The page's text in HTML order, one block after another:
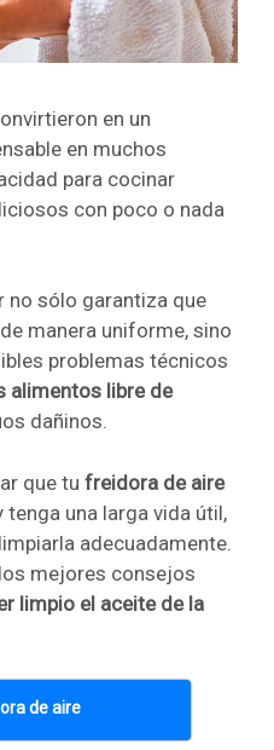
en un
en muchos
para cocinar
con poco o nada
no sólo garantiza que
manera uniforme, sino
problemas técnicos
alimentos libre de
dañinos.
que tu freidora de aire
una larga vida útil,
adecuadamente.
mejores consejos
limpio el aceite de la
de aire